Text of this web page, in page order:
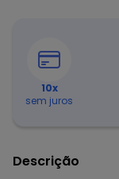
10x
sem juros
Descrição